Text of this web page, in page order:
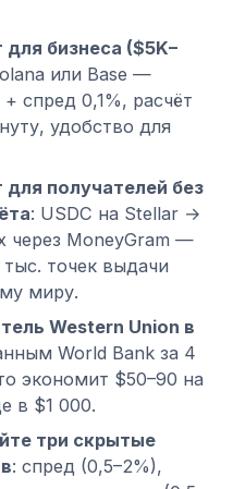
бизнеса ($5K–
или Base —
спред 0,1%, расчёт
удобство для
получателей без
: USDC на Stellar →
через MoneyGram —
точек выдачи
миру.
Western Union в
World Bank за 4
экономит $50–90 на
в $1 000.
три скрытые
: спред (0,5–2%),